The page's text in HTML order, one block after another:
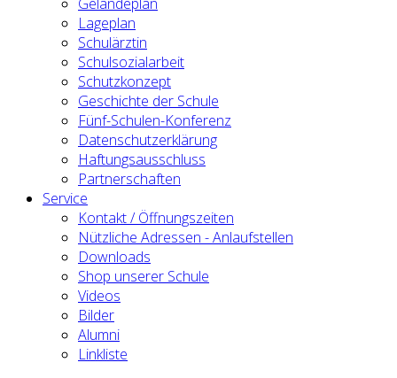
Lageplan
Schulärztin
Schulsozialarbeit
Schutzkonzept
Geschichte der Schule
Fünf-Schulen-Konferenz
Datenschutzerklärung
Haftungsausschluss
Partnerschaften
Service
Kontakt / Öffnungszeiten
Nützliche Adressen - Anlaufstellen
Downloads
Shop unserer Schule
Videos
Bilder
Alumni
Linkliste